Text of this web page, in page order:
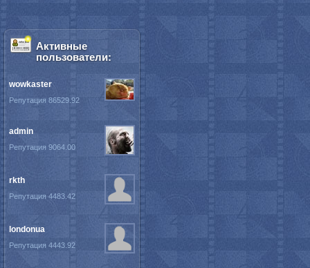
Активные
пользователи:
wowkaster
Репутация 86529.92
admin
Репутация 9064.00
rkth
Репутация 4483.42
londonua
Репутация 4443.92